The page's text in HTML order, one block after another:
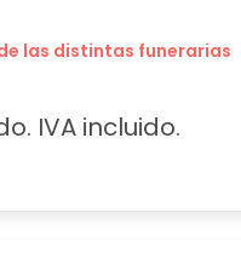
las distintas funerarias
IVA incluido.